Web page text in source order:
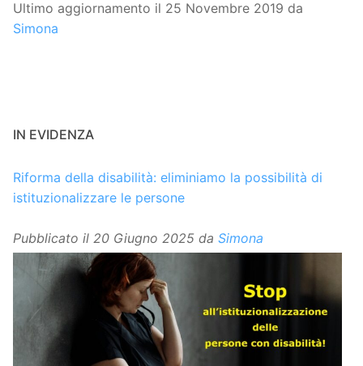
Ultimo aggiornamento il 25 Novembre 2019 da
Simona
IN EVIDENZA
Riforma della disabilità: eliminiamo la possibilità di
istituzionalizzare le persone
Pubblicato il 20 Giugno 2025 da Simona